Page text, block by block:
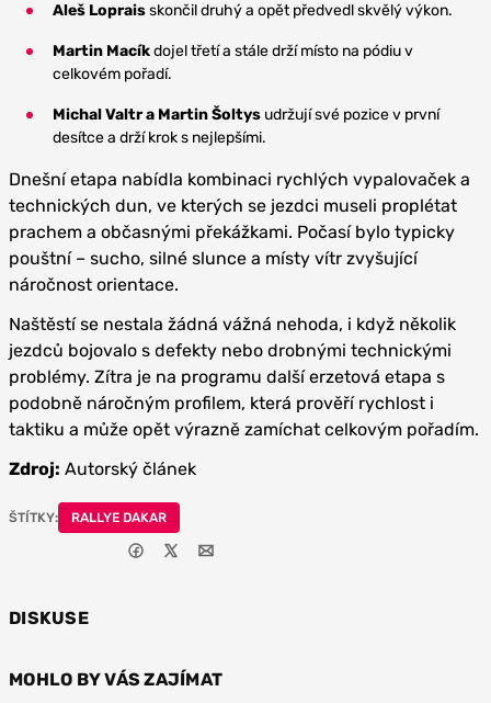
Aleš Lopraisskončil druhý a opět předvedl skvělý výkon.
Martin Macíkdojel třetí a stále drží místo na pódiu v
celkovém pořadí.
Michal Valtr a Martin Šoltys udržují své pozice v první
desítce a drží krok s nejlepšími.
Dnešní etapa nabídla kombinaci rychlých vypalovaček a
technických dun, ve kterých se jezdci museli proplétat
prachem a občasnými překážkami. Počasí bylo typicky
pouštní – sucho, silné slunce a místy vítr zvyšující
náročnost orientace.
Naštěstí se nestala žádná vážná nehoda, i když několik
jezdců bojovalo s defekty nebo drobnými technickými
problémy. Zítra je na programu další erzetová etapa s
podobně náročným profilem, která prověří rychlost i
taktiku a může opět výrazně zamíchat celkovým pořadím.
Zdroj: Autorský článek
ŠTÍTKY: RALLYE DAKAR
DISKUSE
MOHLO BY VÁS ZAJÍMAT